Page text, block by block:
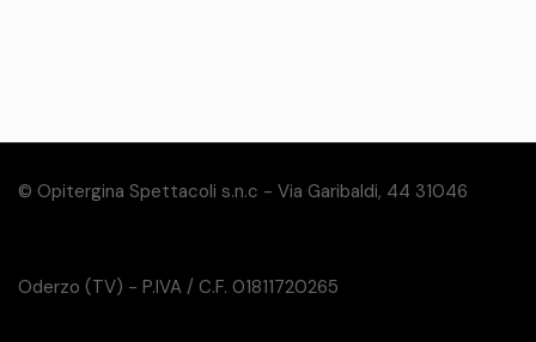
© Opitergina Spettacoli s.n.c - Via Garibaldi, 44 31046
Oderzo (TV) - P.IVA / C.F. 01811720265